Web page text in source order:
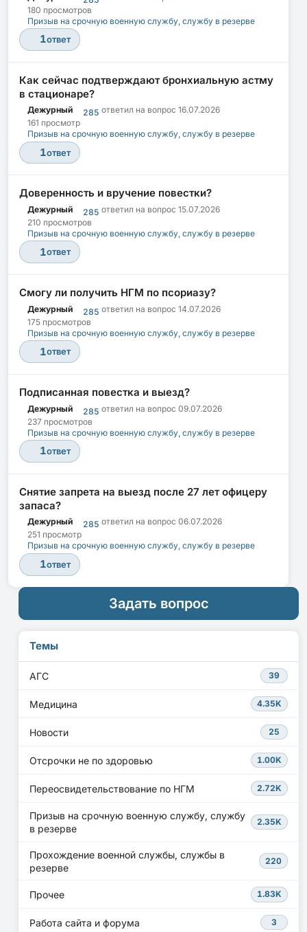
180 просмотров
Призыв на срочную военную службу, службу в резерве
1ответ
Как сейчас подтверждают бронхиальную астму
в стационаре?
Дежурный 285 ответил на вопрос 16.07.2026
161 просмотр
Призыв на срочную военную службу, службу в резерве
1ответ
Доверенность и вручение повестки?
Дежурный 285 ответил на вопрос 15.07.2026
210 просмотров
Призыв на срочную военную службу, службу в резерве
1ответ
Смогу ли получить НГМ по псориазу?
Дежурный 285 ответил на вопрос 14.07.2026
175 просмотров
Призыв на срочную военную службу, службу в резерве
1ответ
Подписанная повестка и выезд?
Дежурный 285 ответил на вопрос 09.07.2026
237 просмотров
Призыв на срочную военную службу, службу в резерве
1ответ
Снятие запрета на выезд после 27 лет офицеру
запаса?
Дежурный 285 ответил на вопрос 06.07.2026
251 просмотр
Призыв на срочную военную службу, службу в резерве
1ответ
Задать вопрос
Темы
АГС 39
Медицина 4.35K
Новости 25
Отсрочки не по здоровью 1.00K
Переосвидетельствование по НГМ 2.72K
Призыв на срочную военную службу, службу
в резерве
2.35K
Прохождение военной службы, службы в
резерве
220
Прочее 1.83K
Работа сайта и форума 3